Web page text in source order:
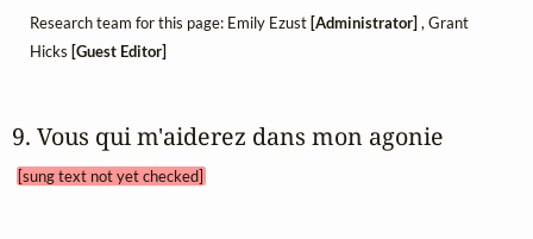
Research team for this page: Emily Ezust [Administrator] , Grant
Hicks [Guest Editor]
9. Vous qui m'aiderez dans mon agonie
[sung text not yet checked]